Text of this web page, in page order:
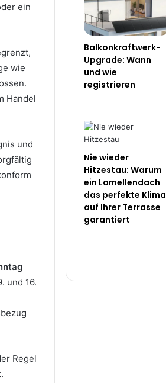
ein
wie
Handel
und
und 16.
Regel
Balkonkraftwerk-
Upgrade: Wann
und wie
registrieren
Nie wieder
Hitzestau: Warum
ein Lamellendach
das perfekte Klima
auf Ihrer Terrasse
garantiert